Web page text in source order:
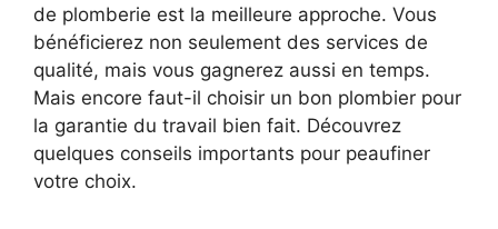
de plomberie est la meilleure approche. Vous
bénéficierez non seulement des services de
qualité, mais vous gagnerez aussi en temps.
Mais encore faut-il choisir un bon plombier pour
la garantie du travail bien fait. Découvrez
quelques conseils importants pour peaufiner
votre choix.